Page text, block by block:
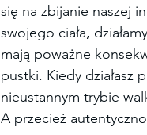
się na zbijanie naszej
swojego ciała,
mają poważne
pustki. Kiedy działasz
nieustannym trybie
A przecież